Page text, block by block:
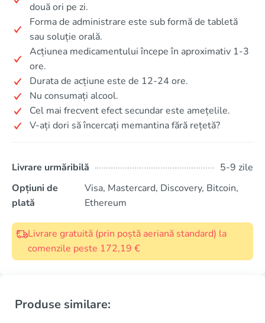
două ori pe zi.
Forma de administrare este sub formă de tabletă
sau soluție orală.
Acțiunea medicamentului începe în aproximativ 1-3
ore.
Durata de acțiune este de 12-24 ore.
Nu consumați alcool.
Cel mai frecvent efect secundar este amețelile.
V-ați dori să încercați memantina fără rețetă?
Livrare urmăribilă
5-9 zile
Opțiuni de
plată
Visa, Mastercard, Discovery, Bitcoin,
Ethereum
Livrare gratuită (prin poștă aeriană standard) la
comenzile peste 172,19 €
Produse similare: